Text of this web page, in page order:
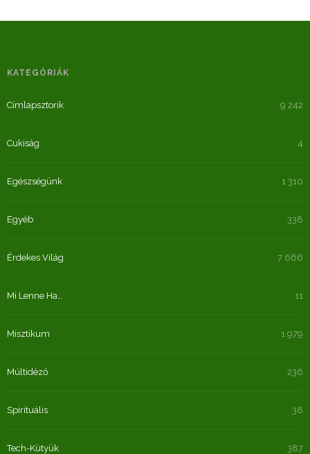
KATEGÓRIÁK
Címlapsztorik 9 242
Cukiság 4
Egészségünk 1 310
Egyéb 338
Érdekes Világ 7 666
Mi Lenne Ha… 11
Misztikum 1 979
Múltidéző 236
Spirituális 38
Tech-Kütyük 387